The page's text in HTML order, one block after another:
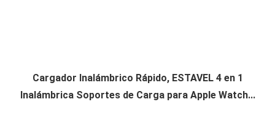
Cargador Inalámbrico Rápido, ESTAVEL 4 en 1
Inalámbrica Soportes de Carga para Apple Watch...